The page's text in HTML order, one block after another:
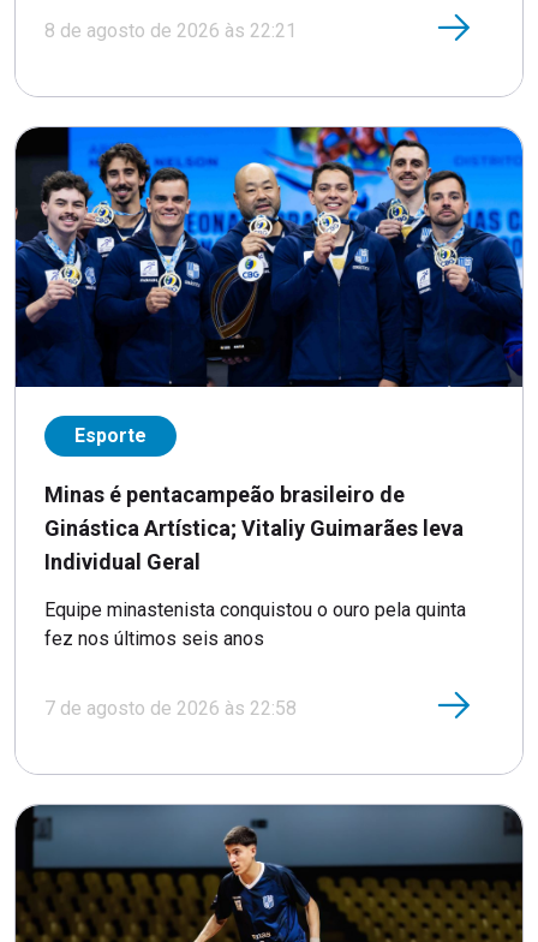
8 de agosto de 2026 às 22:21
Esporte
Minas é pentacampeão brasileiro de
Ginástica Artística; Vitaliy Guimarães leva
Individual Geral
Equipe minastenista conquistou o ouro pela quinta
fez nos últimos seis anos
7 de agosto de 2026 às 22:58